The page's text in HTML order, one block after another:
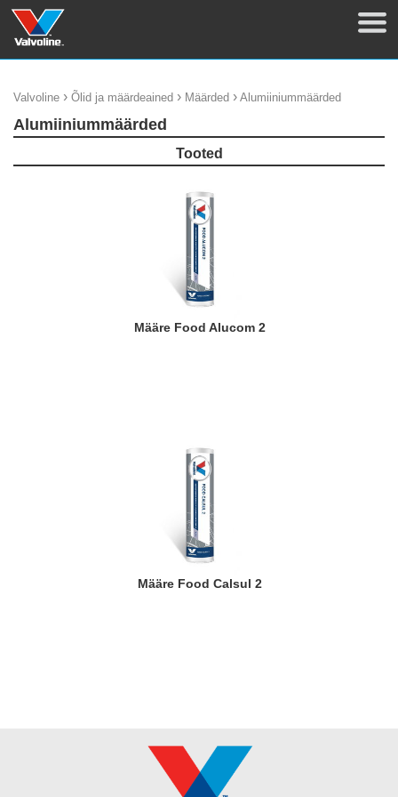
Valvoline › Õlid ja määrdeained › Määrded › Alumiiniummäärded
Alumiiniummäärded
Tooted
Määre Food Alucom 2
Määre Food Calsul 2